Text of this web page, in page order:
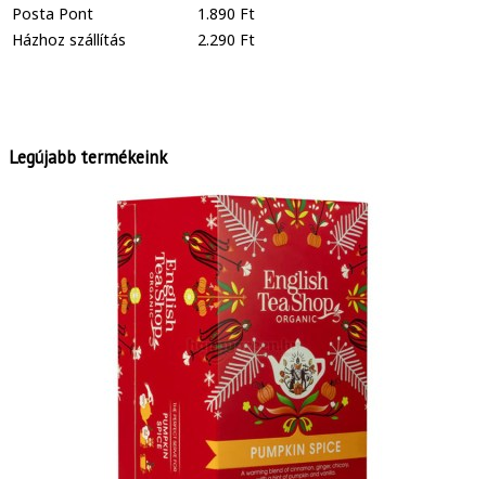
Posta Pont
1.890 Ft
Házhoz szállítás
2.290 Ft
Legújabb termékeink